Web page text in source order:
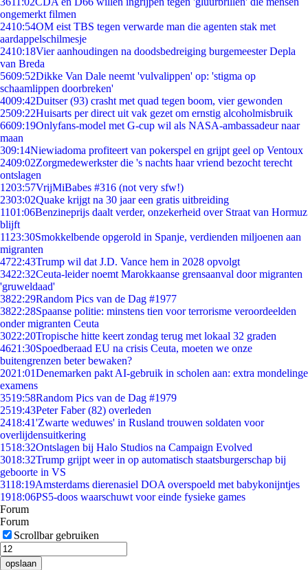
ongemerkt filmen
2410:54OM eist TBS tegen verwarde man die agenten stak met
aardappelschilmesje
2410:18Vier aanhoudingen na doodsbedreiging burgemeester Depla
van Breda
5609:52Dikke Van Dale neemt 'vulvalippen' op: 'stigma op
schaamlippen doorbreken'
4009:42Duitser (93) crasht met quad tegen boom, vier gewonden
2509:22Huisarts per direct uit vak gezet om ernstig alcoholmisbruik
6609:19Onlyfans-model met G-cup wil als NASA-ambassadeur naar
maan
309:14Niewiadoma profiteert van pokerspel en grijpt geel op Ventoux
2409:02Zorgmedewerkster die 's nachts haar vriend bezocht terecht
ontslagen
1203:57VrijMiBabes #316 (not very sfw!)
2303:02Quake krijgt na 30 jaar een gratis uitbreiding
1101:06Benzineprijs daalt verder, onzekerheid over Straat van Hormuz
blijft
11 23:30Smokkelbende opgerold in Spanje, verdienden miljoenen aan
migranten
4722:43Trump wil dat J.D. Vance hem in 2028 opvolgt
3422:32Ceuta-leider noemt Marokkaanse grensaanval door migranten
'gruweldaad'
3822:29Random Pics van de Dag #1977
3822:28Spaanse politie: minstens tien voor terrorisme veroordeelden
onder migranten Ceuta
3022:20Tropische hitte keert zondag terug met lokaal 32 graden
4621:30Spoedberaad EU na crisis Ceuta, moeten we onze
buitengrenzen beter bewaken?
2021:01Denemarken pakt AI-gebruik in scholen aan: extra mondelinge
examens
3519:58Random Pics van de Dag #1979
2519:43Peter Faber (82) overleden
2418:41'Zwarte weduwes' in Rusland trouwen soldaten voor
overlijdensuitkering
1518:32Ontslagen bij Halo Studios na Campaign Evolved
3018:32Trump grijpt weer in op automatisch staatsburgerschap bij
geboorte in VS
3118:19Amsterdams dierenasiel DOA overspoeld met babykonijntjes
1918:06PS5-doos waarschuwt voor einde fysieke games
Forum
Forum
Scrollbar gebruiken
opslaan